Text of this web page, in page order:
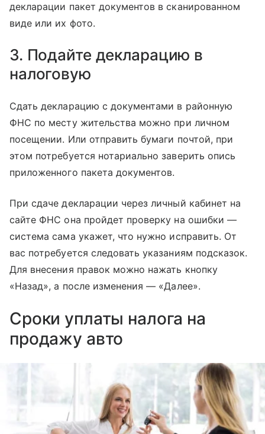
декларации пакет документов в сканированном
виде или их фото.
3. Подайте декларацию в
налоговую
Сдать декларацию с документами в районную
ФНС по месту жительства можно при личном
посещении. Или отправить бумаги почтой, при
этом потребуется нотариально заверить опись
приложенного пакета документов.
При сдаче декларации через личный кабинет на
сайте ФНС она пройдет проверку на ошибки —
система сама укажет, что нужно исправить. От
вас потребуется следовать указаниям подсказок.
Для внесения правок можно нажать кнопку
«Назад», а после изменения — «Далее».
Сроки уплаты налога на
продажу авто